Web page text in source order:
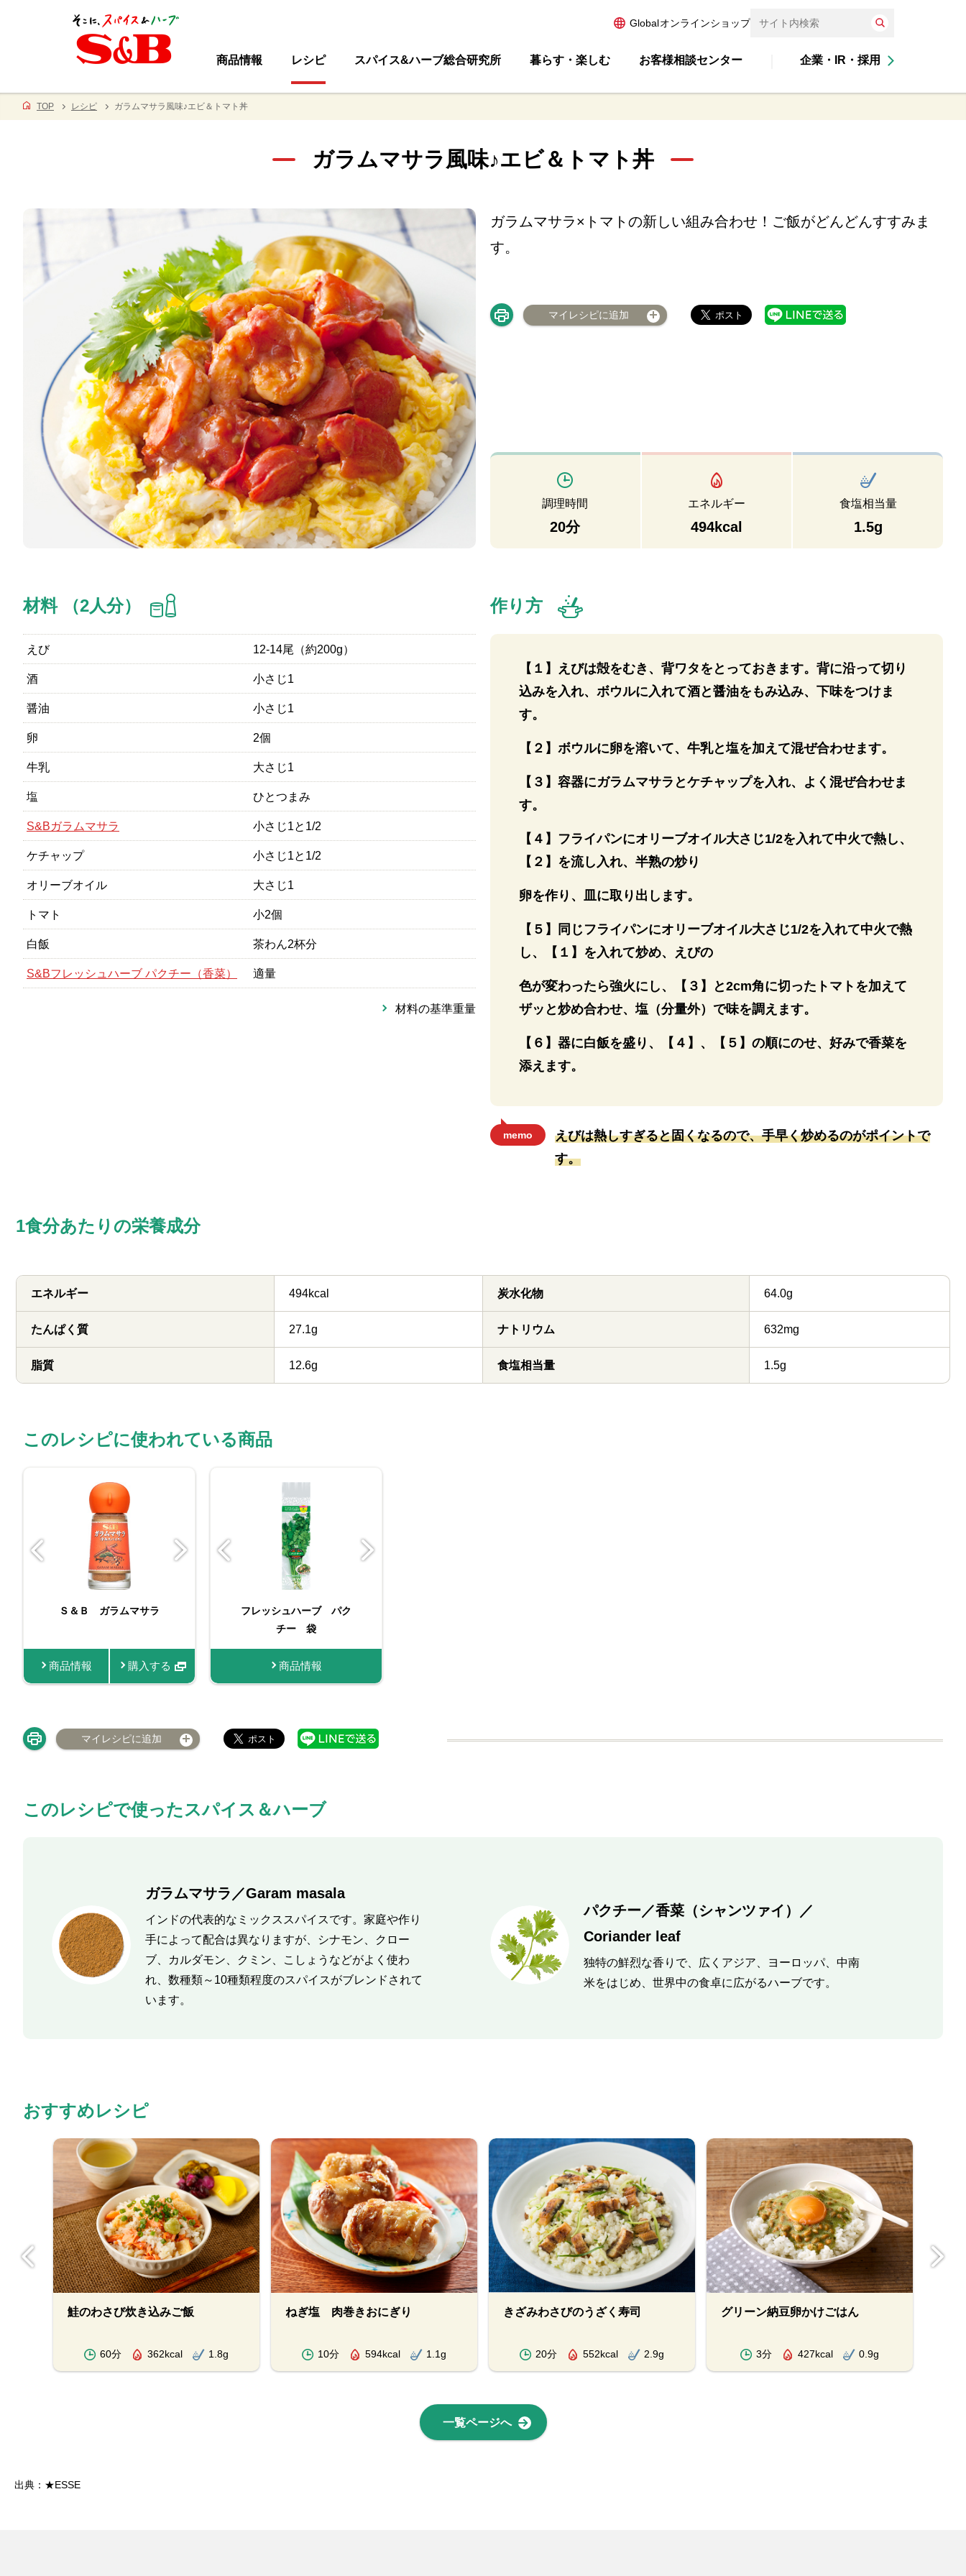
Globalオンラインショップ
商品情報 レシピ スパイス&ハーブ総合研究所 暮らす・楽しむ お客様相談センター 企業・IR・採用
TOP レシピ ガラムマサラ風味♪エビ＆トマト丼
ガラムマサラ風味♪エビ＆トマト丼
ガラムマサラ×トマトの新しい組み合わせ！ご飯がどんどんすすみま
す。
マイレシピに追加
調理時間
20分
エネルギー
494kcal
食塩相当量
1.5g
材料 （2人分）
えび 12-14尾（約200g）
酒 小さじ1
醤油 小さじ1
卵 2個
牛乳 大さじ1
塩 ひとつまみ
S&Bガラムマサラ 小さじ1と1/2
ケチャップ 小さじ1と1/2
オリーブオイル 大さじ1
トマト 小2個
白飯 茶わん2杯分
S&Bフレッシュハーブ パクチー（香菜） 適量
材料の基準重量
作り方
【１】えびは殻をむき、背ワタをとっておきます。背に沿って切り
込みを入れ、ボウルに入れて酒と醤油をもみ込み、下味をつけま
す。
【２】ボウルに卵を溶いて、牛乳と塩を加えて混ぜ合わせます。
【３】容器にガラムマサラとケチャップを入れ、よく混ぜ合わせま
す。
【４】フライパンにオリーブオイル大さじ1/2を入れて中火で熱し、
【２】を流し入れ、半熟の炒り
卵を作り、皿に取り出します。
【５】同じフライパンにオリーブオイル大さじ1/2を入れて中火で熱
し、【１】を入れて炒め、えびの
色が変わったら強火にし、【３】と2cm角に切ったトマトを加えて
ザッと炒め合わせ、塩（分量外）で味を調えます。
【６】器に白飯を盛り、【４】、【５】の順にのせ、好みで香菜を
添えます。
memo
えびは熱しすぎると固くなるので、手早く炒めるのがポイントで
す。
1食分あたりの栄養成分
エネルギー 494kcal
たんぱく質 27.1g
脂質 12.6g
炭水化物 64.0g
ナトリウム 632mg
食塩相当量 1.5g
このレシピに使われている商品
Ｓ＆Ｂ ガラムマサラ
商品情報 購入する
Ｓ＆Ｂ 袋入り ガラム
マサラ
商品情報
（苗） パクチー
商品情報
フレッシュハーブ パク
チー 袋
商品情報
マイレシピに追加
このレシピで使ったスパイス＆ハーブ
ガラムマサラ／Garam masala
インドの代表的なミックススパイスです。家庭や作り
手によって配合は異なりますが、シナモン、クロー
ブ、カルダモン、クミン、こしょうなどがよく使わ
れ、数種類～10種類程度のスパイスがブレンドされて
います。
パクチー／香菜（シャンツァイ）／
Coriander leaf
独特の鮮烈な香りで、広くアジア、ヨーロッパ、中南
米をはじめ、世界中の食卓に広がるハーブです。
おすすめレシピ
鮭のわさび炊き込みご飯
60分 362kcal 1.8g
ねぎ塩 肉巻きおにぎり
10分 594kcal 1.1g
きざみわさびのうざく寿司
20分 552kcal 2.9g
グリーン納豆卵かけごはん
3分 427kcal 0.9g
一覧ページへ
出典：★ESSE